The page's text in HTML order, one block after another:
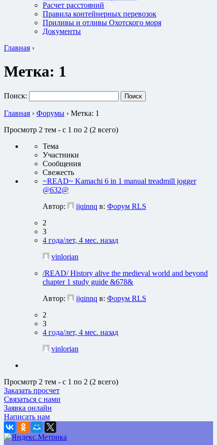
Расчет расстояний
Правила контейнерных перевозок
Приливы и отливы Охотского моря
Документы
Главная ›
Метка: 1
Поиск:
Главная › Форумы › Метка: 1
Просмотр 2 тем - с 1 по 2 (2 всего)
Тема
Участники
Сообщения
Свежесть
~READ~ Kamachi 6 in 1 manual treadmill jogger
@632@
Автор:
ijqinnq в: Форум RLS
2
3
4 года/лет, 4 мес. назад
vinlorian
/READ/ History alive the medieval world and beyond
chapter 1 study guide &678&
Автор:
ijqinnq в: Форум RLS
2
3
4 года/лет, 4 мес. назад
vinlorian
Просмотр 2 тем - с 1 по 2 (2 всего)
Заказать просчет
Связаться с нами
Заявка онлайн
Написать нам